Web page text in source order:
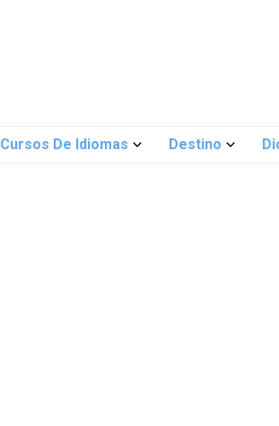
Cursos De Idiomas Destino